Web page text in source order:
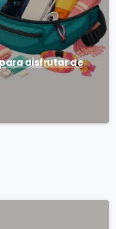
disfrutar de